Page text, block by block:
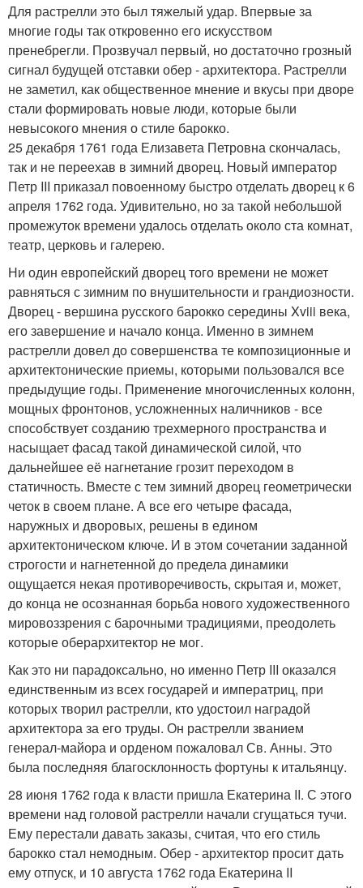
Для растрелли это был тяжелый удар. Впервые за
многие годы так откровенно его искусством
пренебрегли. Прозвучал первый, но достаточно грозный
сигнал будущей отставки обер - архитектора. Растрелли
не заметил, как общественное мнение и вкусы при дворе
стали формировать новые люди, которые были
невысокого мнения о стиле барокко.
25 декабря 1761 года Елизавета Петровна скончалась,
так и не переехав в зимний дворец. Новый император
Петр III приказал повоенному быстро отделать дворец к 6
апреля 1762 года. Удивительно, но за такой небольшой
промежуток времени удалось отделать около ста комнат,
театр, церковь и галерею.
Ни один европейский дворец того времени не может
равняться с зимним по внушительности и грандиозности.
Дворец - вершина русского барокко середины Xviii века,
его завершение и начало конца. Именно в зимнем
растрелли довел до совершенства те композиционные и
архитектонические приемы, которыми пользовался все
предыдущие годы. Применение многочисленных колонн,
мощных фронтонов, усложненных наличников - все
способствует созданию трехмерного пространства и
насыщает фасад такой динамической силой, что
дальнейшее её нагнетание грозит переходом в
статичность. Вместе с тем зимний дворец геометрически
четок в своем плане. А все его четыре фасада,
наружных и дворовых, решены в едином
архитектоническом ключе. И в этом сочетании заданной
строгости и нагнетенной до предела динамики
ощущается некая противоречивость, скрытая и, может,
до конца не осознанная борьба нового художественного
мировоззрения с барочными традициями, преодолеть
которые оберархитектор не мог.
Как это ни парадоксально, но именно Петр III оказался
единственным из всех государей и императриц, при
которых творил растрелли, кто удостоил наградой
архитектора за его труды. Он растрелли званием
генерал-майора и орденом пожаловал Св. Анны. Это
была последняя благосклонность фортуны к итальянцу.
28 июня 1762 года к власти пришла Екатерина II. С этого
времени над головой растрелли начали сгущаться тучи.
Ему перестали давать заказы, считая, что его стиль
барокко стал немодным. Обер - архитектор просит дать
ему отпуск, и 10 августа 1762 года Екатерина II